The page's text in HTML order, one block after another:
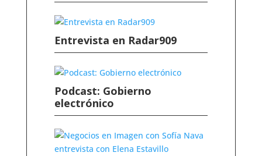
Entrevista en Radar909
Podcast: Gobierno
electrónico